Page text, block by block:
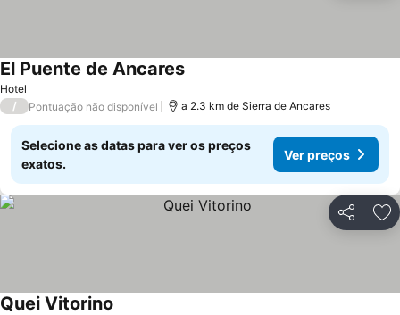
Hotel
El Puente de Ancares
/ Pontuação não disponível a 2.3 km de Sierra de Ancares
Selecione as datas para ver os preços
exatos.
Ver preços
Partilhar
Quei Vitorino